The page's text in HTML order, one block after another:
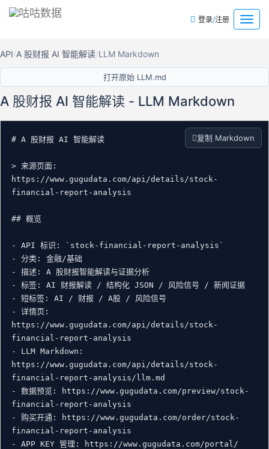
菜
单
登录/注册
API A 股财报 AI 智能解读 LLM Markdown
打开原始 LLM.md
A 股财报 AI 智能解读 - LLM Markdown
复制 Markdown
# A 股财报 AI 智能解读
> 来源页面:
https://www.gugudata.com/api/details/stock-
financial-report-analysis
## 概览
- API 标识: `stock-financial-report-analysis`
- 分类: 金融/基础
- 描述: A 股财报智能解读与证据分析
- 标签: AI 财报解读 / 结构化 JSON / 风险信号 / 新闻证据
- 短标签: AI / 财报 / A股 / 风险信号
- 详情页:
https://www.gugudata.com/api/details/stock-
financial-report-analysis
- LLM Markdown:
https://www.gugudata.com/api/details/stock-
financial-report-analysis/llm.md
- 数据预览: https://www.gugudata.com/preview/stock-
financial-report-analysis
- 购买开通: https://www.gugudata.com/order/stock-
financial-report-analysis
- APP KEY 管理: https://www.gugudata.com/portal/